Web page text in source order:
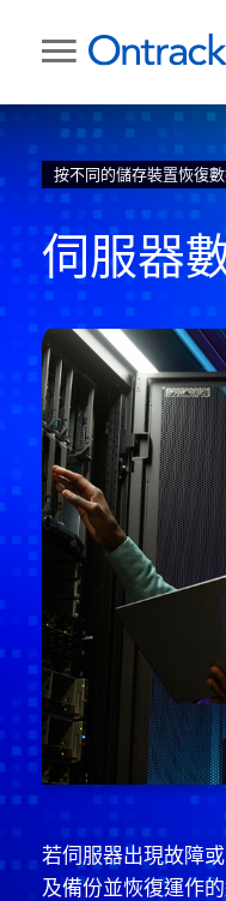
按不同的儲存裝置恢復
伺服器
若伺服器出現故障
及備份並恢復運作